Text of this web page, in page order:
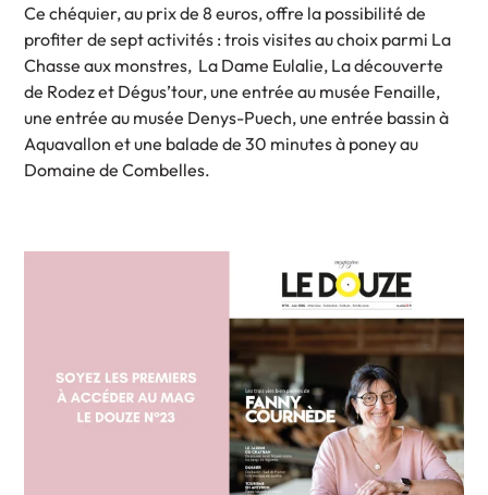
Ce chéquier, au prix de 8 euros, offre la possibilité de
profiter de sept activités : trois visites au choix parmi La
Chasse aux monstres, La Dame Eulalie, La découverte
de Rodez et Dégus’tour, une entrée au musée Fenaille,
une entrée au musée Denys-Puech, une entrée bassin à
Aquavallon et une balade de 30 minutes à poney au
Domaine de Combelles.